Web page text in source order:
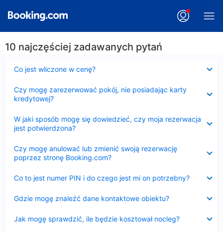
10 najczęściej zadawanych pytań
Co jest wliczone w cenę?
Czy mogę zarezerwować pokój, nie posiadając karty
kredytowej?
W jaki sposób mogę się dowiedzieć, czy moja rezerwacja
jest potwierdzona?
Czy mogę anulować lub zmienić swoją rezerwację
poprzez stronę Booking.com?
Co to jest numer PIN i do czego jest mi on potrzebny?
Gdzie mogę znaleźć dane kontaktowe obiektu?
Jak mogę sprawdzić, ile będzie kosztował nocleg?